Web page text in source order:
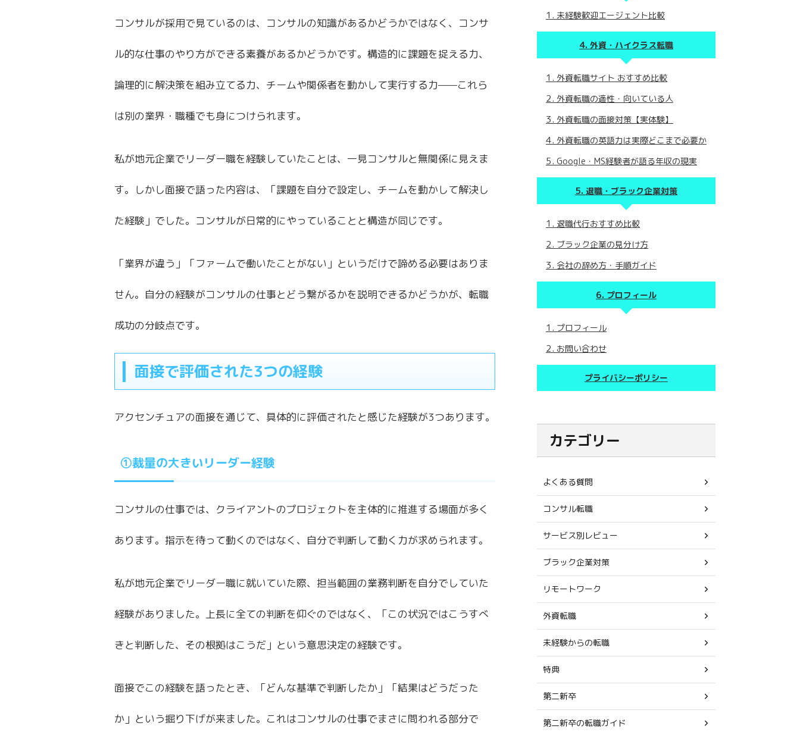
コンサルが採用で見ているのは、コンサルの知識があるかどうかではなく、コンサ
ル的な仕事のやり方ができる素養があるかどうかです。構造的に課題を捉える力、
論理的に解決策を組み立てる力、チームや関係者を動かして実行する力——これら
は別の業界・職種でも身につけられます。
私が地元企業でリーダー職を経験していたことは、一見コンサルと無関係に見えま
す。しかし面接で語った内容は、「課題を自分で設定し、チームを動かして解決し
た経験」でした。コンサルが日常的にやっていることと構造が同じです。
「業界が違う」「ファームで働いたことがない」というだけで諦める必要はありま
せん。自分の経験がコンサルの仕事とどう繋がるかを説明できるかどうかが、転職
成功の分岐点です。
面接で評価された3つの経験
アクセンチュアの面接を通じて、具体的に評価されたと感じた経験が3つあります。
①裁量の大きいリーダー経験
コンサルの仕事では、クライアントのプロジェクトを主体的に推進する場面が多く
あります。指示を待って動くのではなく、自分で判断して動く力が求められます。
私が地元企業でリーダー職に就いていた際、担当範囲の業務判断を自分でしていた
経験がありました。上長に全ての判断を仰ぐのではなく、「この状況ではこうすべ
きと判断した、その根拠はこうだ」という意思決定の経験です。
面接でこの経験を語ったとき、「どんな基準で判断したか」「結果はどうだった
か」という掘り下げが来ました。これはコンサルの仕事でまさに問われる部分で
未経験歓迎エージェント比較
外資・ハイクラス転職
外資転職サイト おすすめ比較
外資転職の適性・向いている人
外資転職の面接対策【実体験】
外資転職の英語力は実際どこまで必要か
Google・MS経験者が語る年収の現実
退職・ブラック企業対策
退職代行おすすめ比較
ブラック企業の見分け方
会社の辞め方・手順ガイド
プロフィール
プロフィール
お問い合わせ
プライバシーポリシー
カテゴリー
よくある質問
コンサル転職
サービス別レビュー
ブラック企業対策
リモートワーク
外資転職
未経験からの転職
特典
第二新卒
第二新卒の転職ガイド